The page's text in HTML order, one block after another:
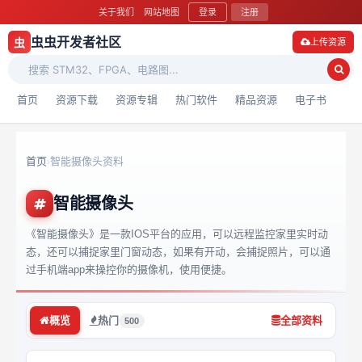
关于我们 网站地图 登录 注册
虫 虫虫开发者社区
首页 资源下载 资源专辑 热门软件 精品资源 电子书
上传资源
首页›智能摄像头资料
智能摄像头
《智能摄像头》是一款IOS平台的应用，可以远程监控家里实时动
态，还可以捕捉家里门窗动态，如果有开动，会捕捉照片，可以通
过手机端app来操控你的摄像机，使用便捷。
概览 热门 500 全部资料